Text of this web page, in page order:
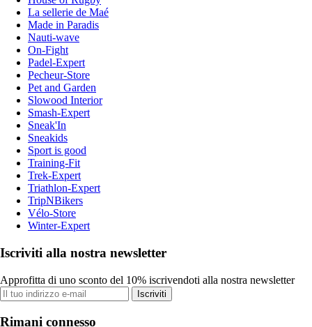
La sellerie de Maé
Made in Paradis
Nauti-wave
On-Fight
Padel-Expert
Pecheur-Store
Pet and Garden
Slowood Interior
Smash-Expert
Sneak'In
Sneakids
Sport is good
Training-Fit
Trek-Expert
Triathlon-Expert
TripNBikers
Vélo-Store
Winter-Expert
Iscriviti alla nostra newsletter
Approfitta di uno sconto del 10% iscrivendoti alla nostra newsletter
Iscriviti
Rimani connesso